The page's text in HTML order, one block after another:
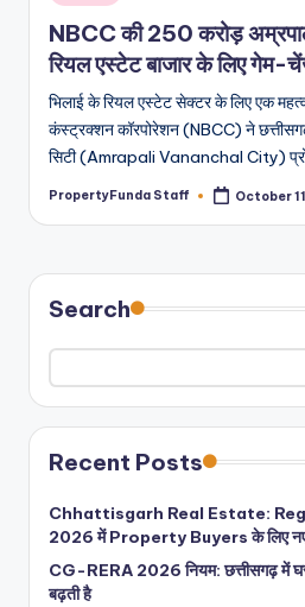
in
NBCC की 250 करोड़
रियल एस्टेट बाजार के लिए गेम-
भिलाई के रियल एस्टेट सेक्टर के लिए एक
कंस्ट्रक्शन कॉरपोरेशन (NBCC) ने
सिटी (Amrapali Vananchal City)
Posted
PropertyFunda Staff October
Search
Recent Posts
Chhattisgarh Real Estate:
2026 में Property Buyers के लिए
CG-RERA 2026 नियम: छत्तीसगढ़ में घर
बढ़ती है